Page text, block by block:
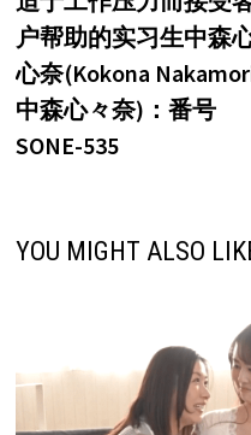
章
导
航
户帮助的实习生中森
心奈(Kokona
中森心々奈)：番号
SONE-535
YOU MIGHT ALSO